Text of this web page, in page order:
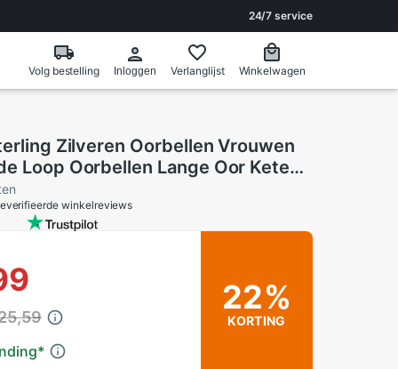
24/7 service
Volg bestelling Inloggen Verlanglijst Winkelwagen
Zilveren Oorbellen Vrouwen
Loop Oorbellen Lange Oor Keten
Brincos
winkelreviews
*
22%
KORTING